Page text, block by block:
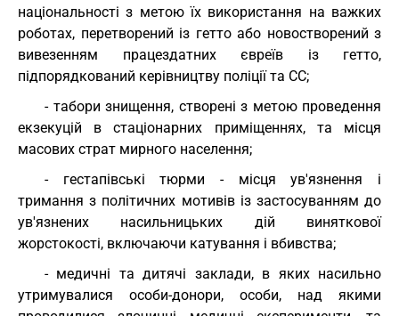
національності з метою їх використання на важких
роботах, перетворений із гетто або новостворений з
вивезенням працездатних євреїв із гетто,
підпорядкований керівництву поліції та СС;
- табори знищення, створені з метою проведення
екзекуцій в стаціонарних приміщеннях, та місця
масових страт мирного населення;
- гестапівські тюрми - місця ув'язнення і
тримання з політичних мотивів із застосуванням до
ув'язнених насильницьких дій виняткової
жорстокості, включаючи катування і вбивства;
- медичні та дитячі заклади, в яких насильно
утримувалися особи-донори, особи, над якими